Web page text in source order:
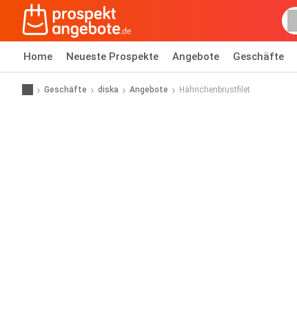
Home Neueste Prospekte Angebote Geschäfte
Geschäfte diska Angebote Hähnchenbrustfilet